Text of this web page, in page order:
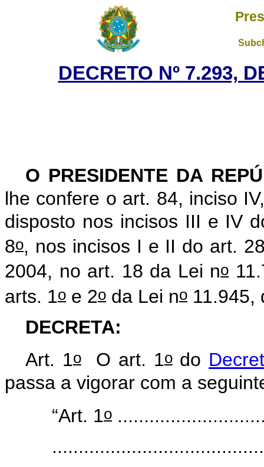
DECRETO Nº 7.293,
O PRESIDENTE DA
lhe confere o art. 84, inciso
disposto nos incisos III e IV
8o, nos incisos I e II do art.
2004, no art. 18 da Lei no
arts. 1o e 2o da Lei no 11.945,
DECRETA:
Art. 1oO art. 1odo
passa a vigorar com a
“Art. 1o